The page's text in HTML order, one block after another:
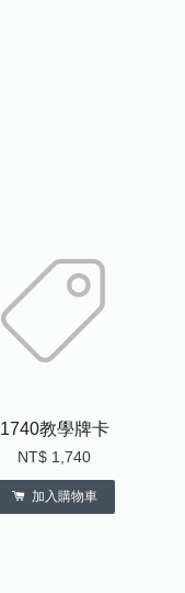
1740教學牌卡
NT$ 1,740
加入購物車